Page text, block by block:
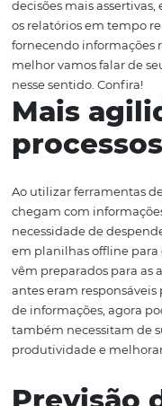
desafios comerciais
melhorar
preocupações que
minimizar os riscos
preciso obter um
decisões mais
os relatórios em
melhor vamos falar
nesse sentido. Confira!
Mais
Ao utilizar
necessidade de